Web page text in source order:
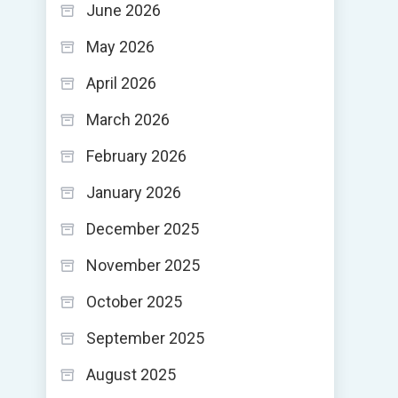
June 2026
May 2026
April 2026
March 2026
February 2026
January 2026
December 2025
November 2025
October 2025
September 2025
August 2025